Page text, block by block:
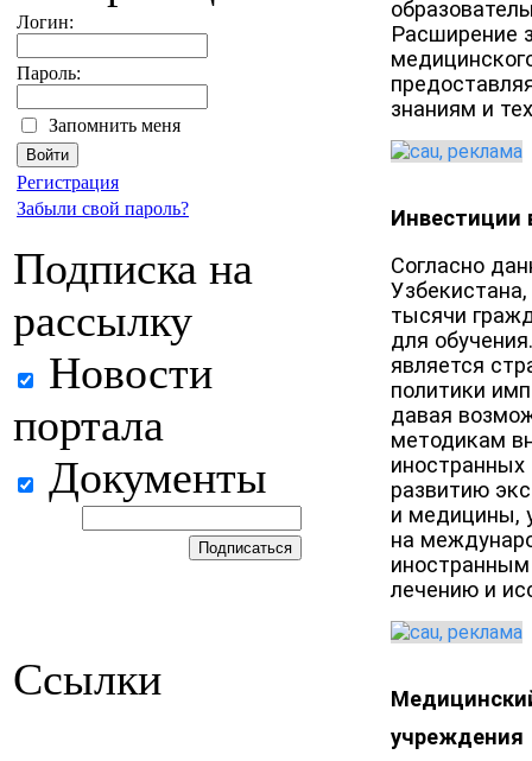
Логин:
Пароль:
Запомнить меня
Регистрация
Забыли свой пароль?
Подписка на
рассылку
Новости
портала
Документы
Ссылки
Расширение
знаниям и
Инвестиции
Согласно
тысячи
для
является
политики
давая
методикам
иностранных
развитию
и медицины,
на
лечению и
учреждения